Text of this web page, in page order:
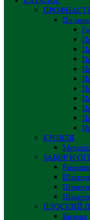
По
КРОВЛЯ
ЗАБОР И
ПЛОСКИЙ
Ендова